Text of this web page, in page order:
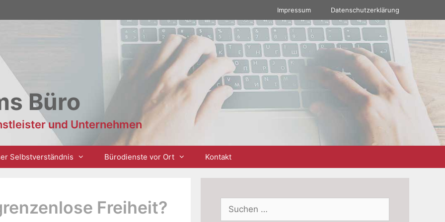
Impressum Datenschutzerklärung
Büro
und Unternehmen
Selbstverständnis Bürodienste vor Ort Kontakt
Freiheit?
Suchen
nach: